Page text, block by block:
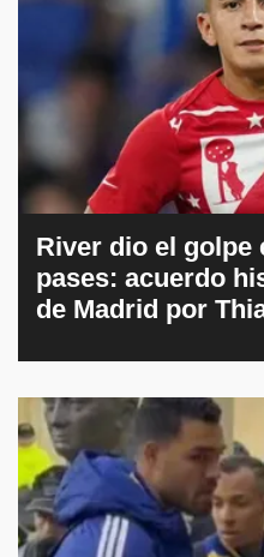
River dio el golpe
pases: acuerdo
de Madrid por